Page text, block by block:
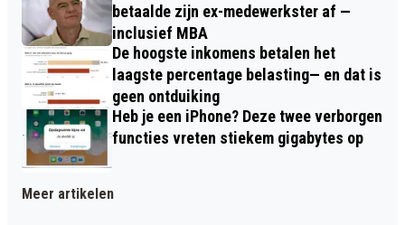
betaalde zijn ex-medewerkster af —
inclusief MBA
De hoogste inkomens betalen het
laagste percentage belasting— en dat is
geen ontduiking
Heb je een iPhone? Deze twee verborgen
functies vreten stiekem gigabytes op
Meer artikelen